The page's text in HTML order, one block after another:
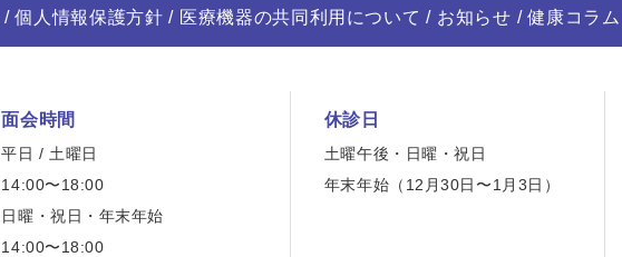
個人情報保護方針 医療機器の共同利用について お知らせ 健康コラム
面会時間
平日 / 土曜日
14:00〜18:00
日曜・祝日・年末年始
14:00〜18:00
休診日
土曜午後・日曜・祝日
年末年始（12月30日〜1月3日）